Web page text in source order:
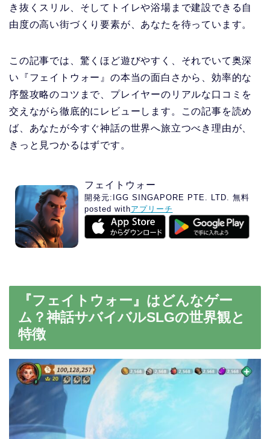
き抜くスリル、そしてトイレや浴場まで建設できる自
由度の高い街づくり要素が、あなたを待っています。
この記事では、驚くほど遊びやすく、それでいて奥深
い『フェイトウォー』の本当の面白さから、効率的な
序盤攻略のコツまで、プレイヤーのリアルな口コミを
交えながら徹底的にレビューします。この記事を読め
ば、あなたが今すぐ神話の世界へ旅立つべき理由が、
きっと見つかるはずです。
フェイトウォー
開発元: IGG SINGAPORE PTE. LTD.
無料
posted withアプリーチ
『フェイトウォー』はどんなゲー
ム？神話サバイバルSLGの世界観と
特徴